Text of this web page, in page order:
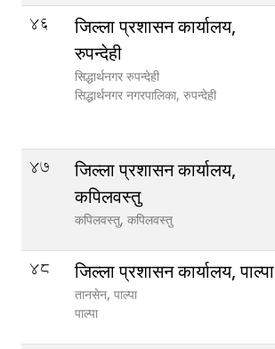
46
जिल्ला प्रशासन कार्यालय,
रुपन्देही
सिद्धार्थनगर रुपन्देही
सिद्धार्थनगर नगरपालिका, रुपन्देही
47
जिल्ला प्रशासन कार्यालय,
कपिलवस्तु
कपिलवस्तु, कपिलवस्तु
48 जिल्ला प्रशासन कार्यालय, पाल्पा
तानसेन, पाल्पा
पाल्पा